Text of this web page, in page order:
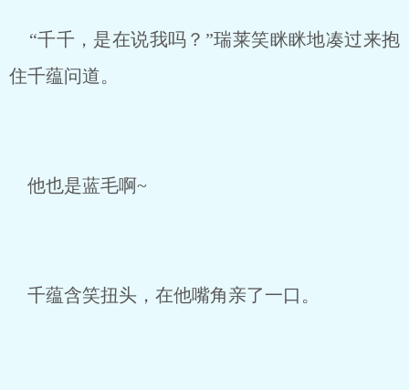
“千千，是在说我吗？”瑞莱笑眯眯地凑过来抱
住千蕴问道。
他也是蓝毛啊~
千蕴含笑扭头，在他嘴角亲了一口。